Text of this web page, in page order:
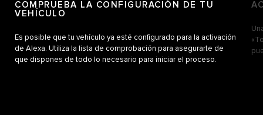
COMPRUEBA LA CONFIGURACIÓN DE TU
VEHÍCULO
Es posible que tu vehículo ya esté configurado para la activación
de Alexa. Utiliza la lista de comprobación para asegurarte de
que dispones de todo lo necesario para iniciar el proceso.